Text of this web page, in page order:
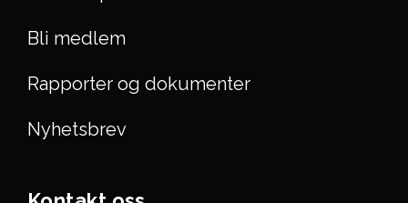
Bli medlem
Rapporter og dokumenter
Nyhetsbrev